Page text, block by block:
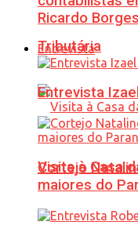
Tributária
Visita à Casa
Ricardo
Entrevista
Entrevista
Cortejo
maiores do